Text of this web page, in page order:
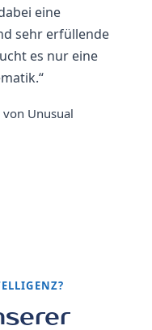
eine
sehr erfüllende
es nur eine
Unusual